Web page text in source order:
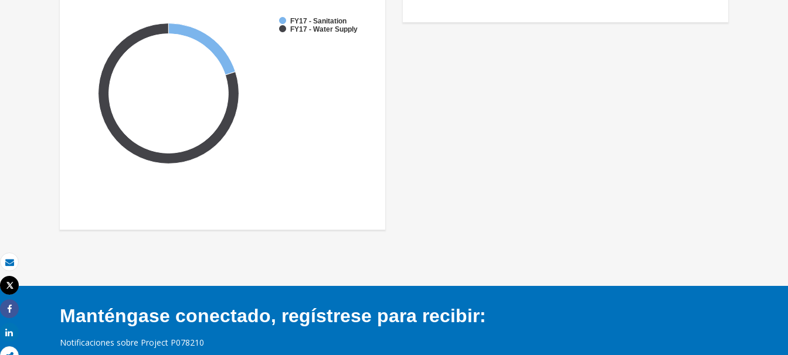
Correo electrónico
Imprimir
Tweet
Share
FY17 - Sanitation
FY17 - Water Supply
Manténgase conectado, regístrese para recibir:
Notificaciones sobre Project P078210